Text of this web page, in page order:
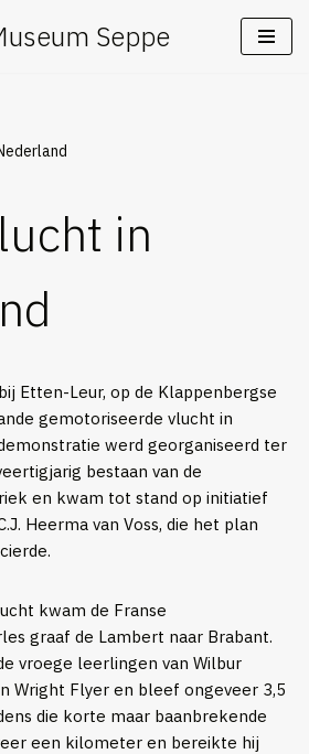
Seppe
in
Etten-Leur, op de Klappenbergse
gemotoriseerde vlucht in
werd georganiseerd ter
bestaan van de
en kwam tot stand op initiatief
Heerma van Voss, die het plan
kwam de Franse
graaf de Lambert naar Brabant.
vroege leerlingen van Wilbur
Wright Flyer en bleef ongeveer 3,5
die korte maar baanbrekende
een kilometer en bereikte hij